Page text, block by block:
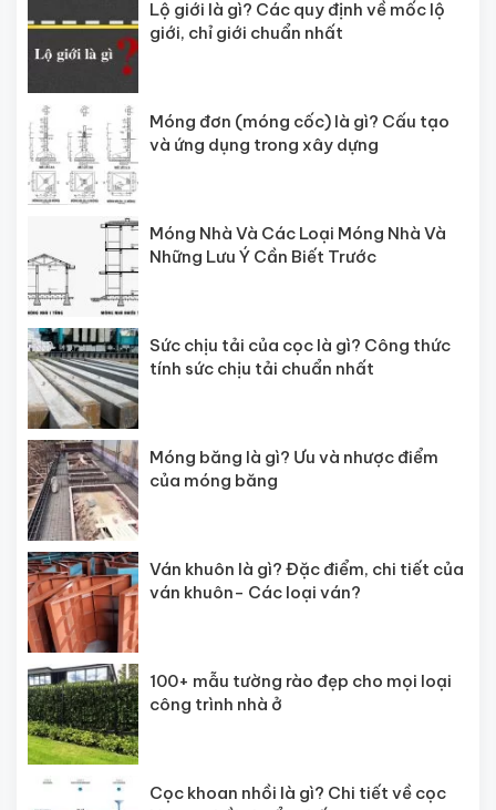
Lộ giới là gì? Các quy định về mốc lộ
giới, chỉ giới chuẩn nhất
Móng đơn (móng cốc) là gì? Cấu tạo
và ứng dụng trong xây dựng
Móng Nhà Và Các Loại Móng Nhà Và
Những Lưu Ý Cần Biết Trước
Sức chịu tải của cọc là gì? Công thức
tính sức chịu tải chuẩn nhất
Móng băng là gì? Ưu và nhược điểm
của móng băng
Ván khuôn là gì? Đặc điểm, chi tiết của
ván khuôn- Các loại ván?
100+ mẫu tường rào đẹp cho mọi loại
công trình nhà ở
Cọc khoan nhồi là gì? Chi tiết về cọc